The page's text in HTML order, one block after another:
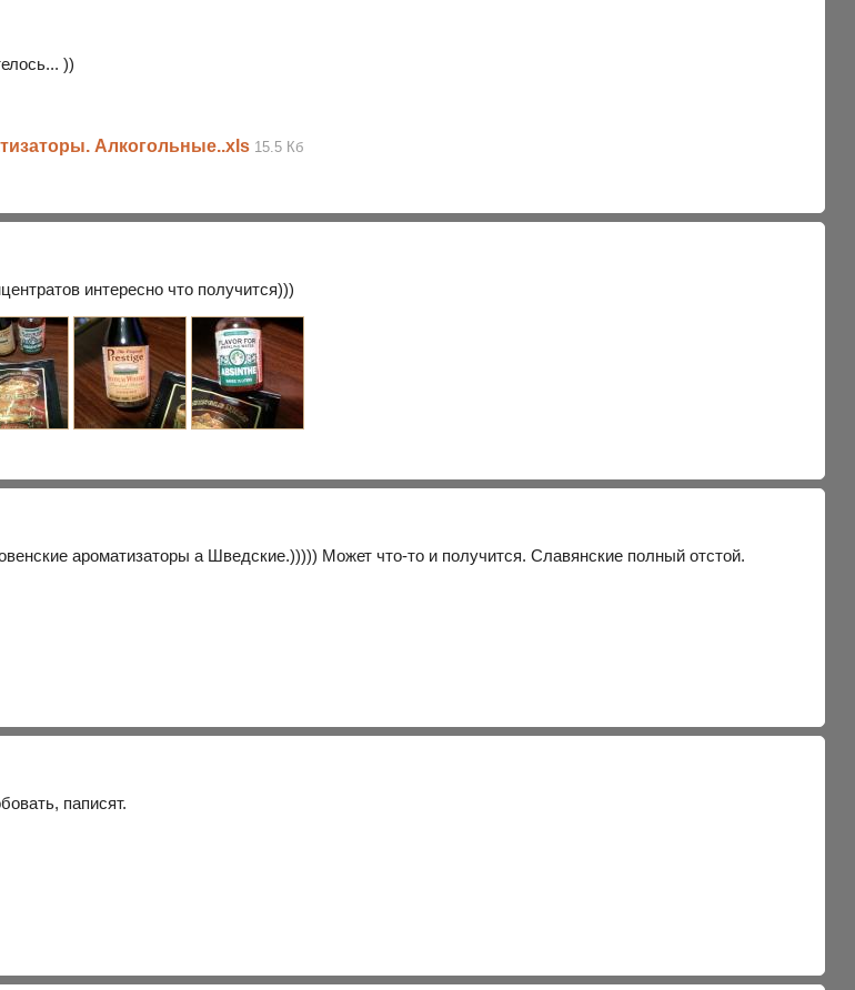
))
Алкогольные..xls 15.5 Кб
интересно что получится)))
ароматизаторы а Шведские.))))) Может что-то и получится. Славянские полный отстой.
паписят.